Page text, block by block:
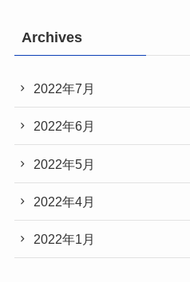
Archives
2022年7月
2022年6月
2022年5月
2022年4月
2022年1月